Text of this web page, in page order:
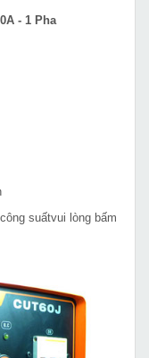
- 1 Pha
suấtvui lòng bấm